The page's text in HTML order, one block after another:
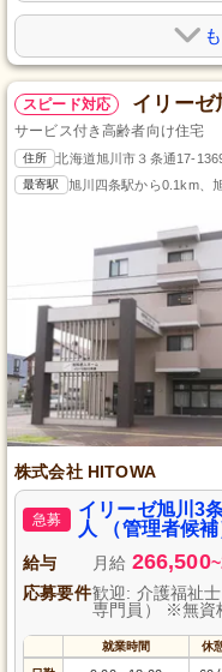
スピード対応 イリーゼ
サービス付き高齢者向け住宅
住所 北海道旭川市３条通17-
最寄駅 旭川四条駅から0.1km、
株式会社 HITOWA
急募
イリーゼ旭川3
人 （管理者候補
給与 月給 266,500~
応募要件歓迎: 介護福祉
専門員） ※無資
就業時間 休